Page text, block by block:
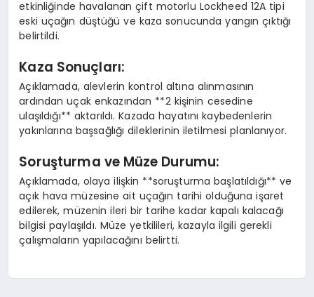
etkinliğinde havalanan çift motorlu Lockheed 12A tipi
eski uçağın düştüğü ve kaza sonucunda yangın çıktığı
belirtildi.
Kaza Sonuçları:
Açıklamada, alevlerin kontrol altına alınmasının
ardından uçak enkazından **2 kişinin cesedine
ulaşıldığı** aktarıldı. Kazada hayatını kaybedenlerin
yakınlarına başsağlığı dileklerinin iletilmesi planlanıyor.
Soruşturma ve Müze Durumu:
Açıklamada, olaya ilişkin **soruşturma başlatıldığı** ve
açık hava müzesine ait uçağın tarihi olduğuna işaret
edilerek, müzenin ileri bir tarihe kadar kapalı kalacağı
bilgisi paylaşıldı. Müze yetkilileri, kazayla ilgili gerekli
çalışmaların yapılacağını belirtti.